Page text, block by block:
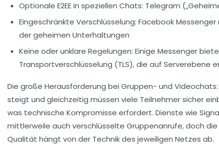
Optionale E2EE in speziellen Chats: Telegram
Eingeschränkte Verschlüsselung: Facebook Messenger
der geheimen Unterhaltungen
Keine oder unklare Regelungen: Einige Messenger
Transportverschlüsselung (TLS), die auf Serverebene
Die große Herausforderung bei Gruppen- und
steigt und gleichzeitig müssen viele Teilnehmer sicher
was technische Kompromisse erfordert. Dienste wie
mittlerweile auch verschlüsselte Gruppenanrufe, doch
Qualität hängt von der Technik des jeweiligen Netzes ab.